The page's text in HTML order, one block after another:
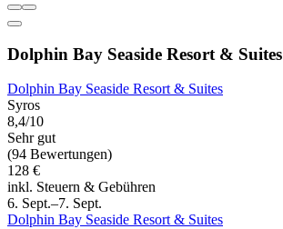
Dolphin Bay Seaside Resort & Suites
Dolphin Bay Seaside Resort & Suites
Syros
8,4/10
Sehr gut
(94 Bewertungen)
128 €
inkl. Steuern & Gebühren
6. Sept.–7. Sept.
Dolphin Bay Seaside Resort & Suites